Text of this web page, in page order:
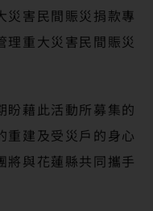
災害民間賑災捐款專
理重大災害民間賑災
盼藉此活動所募集的
重建及受災戶的身心
將與花蓮縣共同攜手